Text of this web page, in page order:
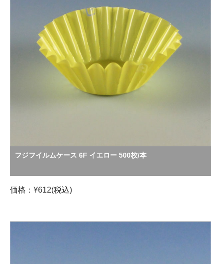
フジフイルムケース 6F イエロー 500枚/本
価格：¥612(税込)